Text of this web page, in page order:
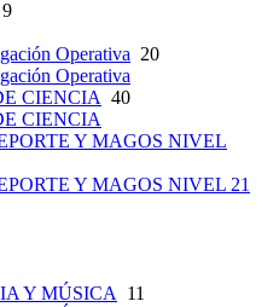
9
Operativa 20
Operativa
CIENCIA 40
CIENCIA
Y MAGOS NIVEL
Y MAGOS NIVEL 21
Y MÚSICA 11